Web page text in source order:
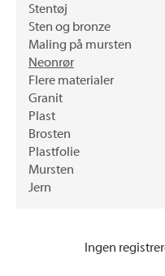
Stentøj
Sten og bronze
Maling på mursten
Neonrør
Flere materialer
Granit
Plast
Brosten
Plastfolie
Mursten
Jern
Ingen